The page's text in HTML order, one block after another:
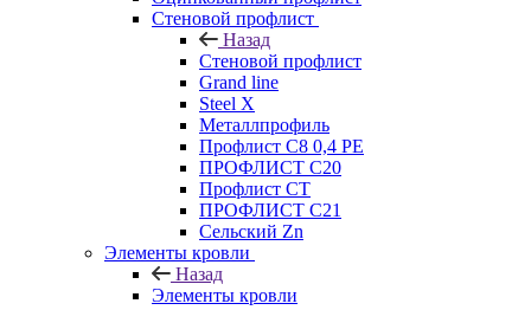
Стеновой профлист
Назад
Стеновой профлист
Grand line
Steel X
Металлпрофиль
Профлист С8 0,4 РЕ
ПРОФЛИСТ С20
Профлист СТ
ПРОФЛИСТ С21
Сельский Zn
Элементы кровли
Назад
Элементы кровли